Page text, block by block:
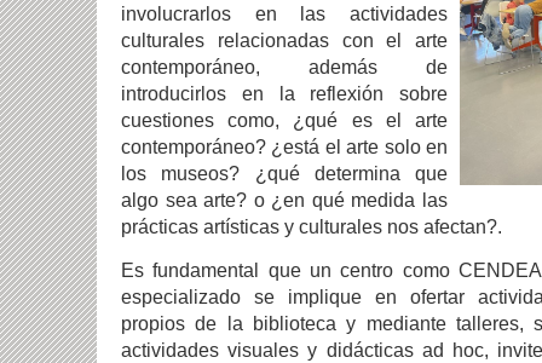
involucrarlos en las actividades
culturales relacionadas con el arte
contemporáneo, además de
introducirlos en la reflexión sobre
cuestiones como, ¿qué es el arte
contemporáneo? ¿está el arte solo en
los museos? ¿qué determina que
algo sea arte? o ¿en qué medida las
prácticas artísticas y culturales nos afectan?.
Es fundamental que un centro como
especializado se implique en ofertar
propios de la biblioteca y mediante talleres,
actividades visuales y didácticas ad hoc,